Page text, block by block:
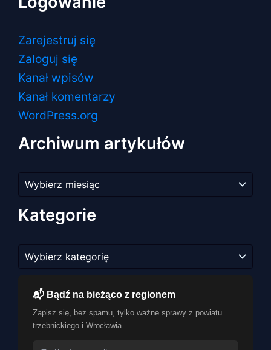
Zarejestruj się
Zaloguj się
Kanał wpisów
Kanał komentarzy
WordPress.org
Archiwum artykułów
artykułów
Kategorie
📬 Bądź na bieżąco z regionem
Zapisz się, bez spamu, tylko ważne sprawy z powiatu
trzebnickiego i Wrocławia.